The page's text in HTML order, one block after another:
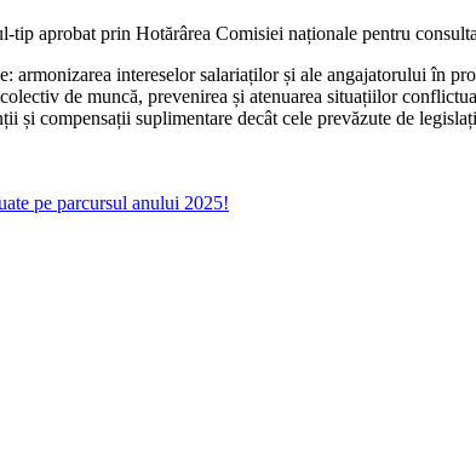
tip aprobat prin Hotărârea Comisiei naționale pentru
intereselor salariaților și ale angajatorului în
de muncă, prevenirea și atenuarea situațiilor
și compensații suplimentare decât cele prevă­zute de
pe parcursul anului 2025!